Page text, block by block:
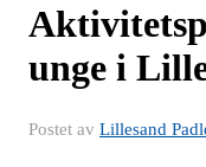
unge i
Postet av Lillesand